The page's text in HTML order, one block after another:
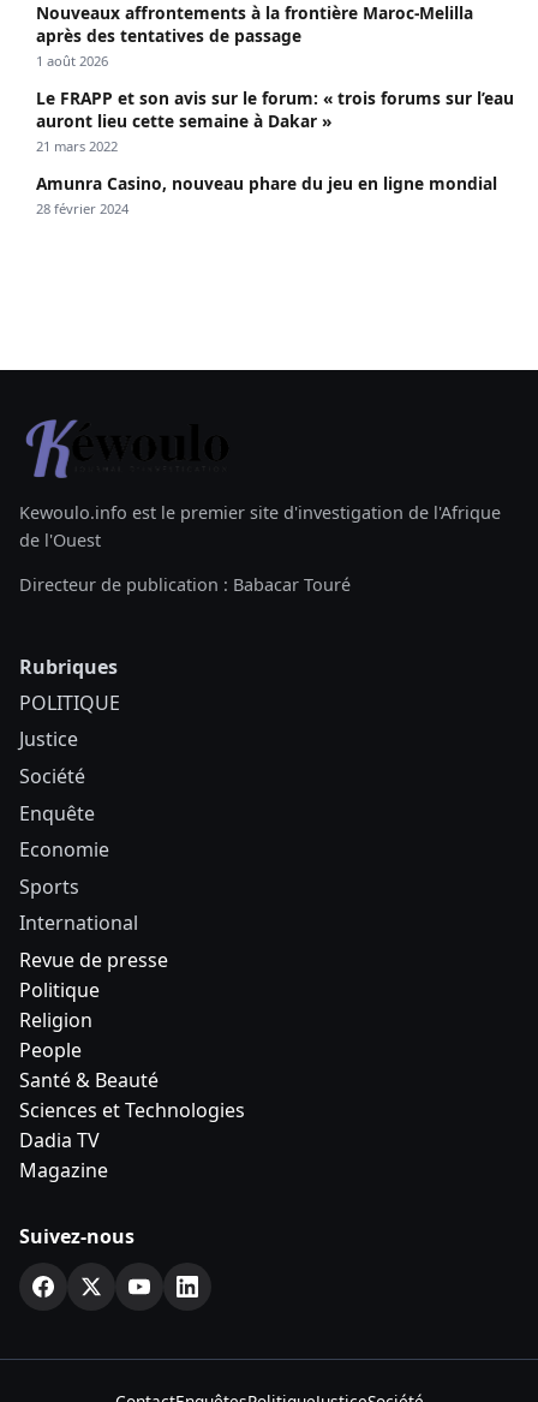
Nouveaux affrontements à la frontière Maroc-Melilla
après des tentatives de passage
1 août 2026
Le FRAPP et son avis sur le forum: « trois forums sur l’eau
auront lieu cette semaine à Dakar »
21 mars 2022
Amunra Casino, nouveau phare du jeu en ligne mondial
28 février 2024
Kewoulo.info est le premier site d'investigation de l'Afrique
de l'Ouest
Directeur de publication : Babacar Touré
Rubriques
POLITIQUE
Justice
Société
Enquête
Economie
Sports
International
Revue de presse
Politique
Religion
People
Santé & Beauté
Sciences et Technologies
Dadia TV
Magazine
Suivez-nous